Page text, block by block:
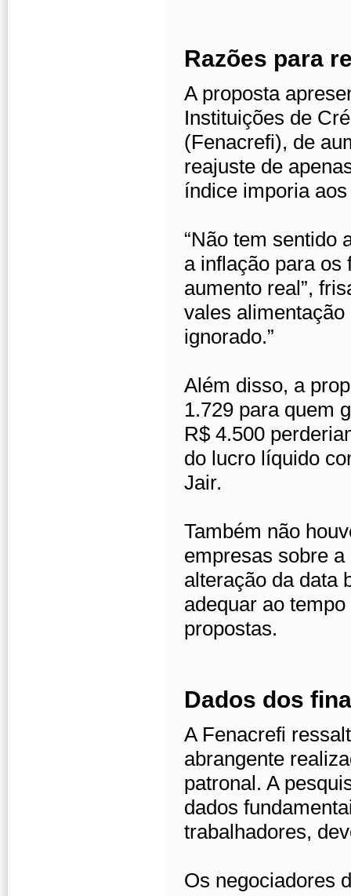
Razões para
A proposta
Instituições de
(Fenacrefi), de
reajuste de
índice imporia
“Não tem sentido
a inflação para os
aumento real”,
vales
ignorado.”
Além disso, a
1.729 para quem
R$ 4.500
do lucro líquido
Jair.
Também não
empresas sobre
alteração da data
adequar ao
propostas.
Dados dos
A Fenacrefi
abrangente
patronal. A
dados
trabalhadores,
Os negociadores